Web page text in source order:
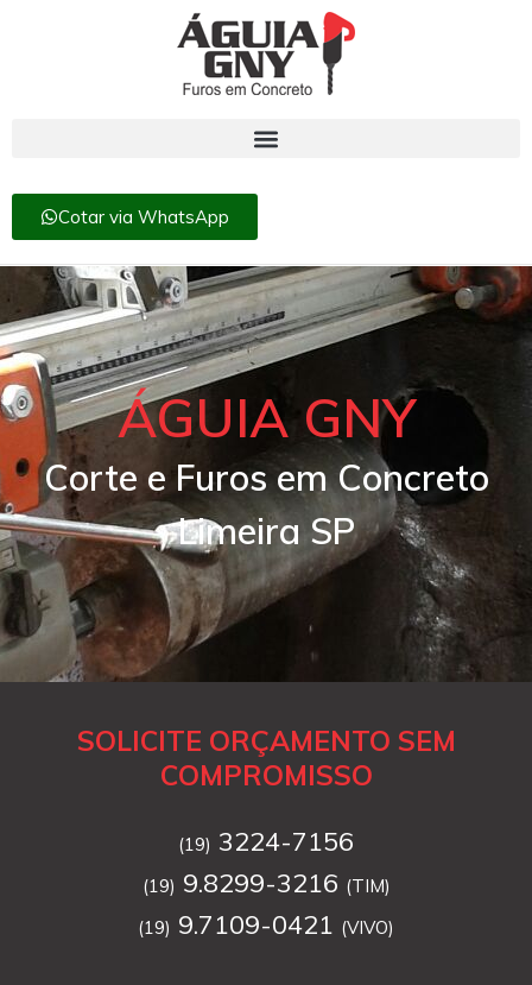
Cotar via WhatsApp
ÁGUIA GNY
Corte e Furos em Concreto
Limeira SP
SOLICITE ORÇAMENTO SEM
COMPROMISSO
(19) 3224-7156
(19) 9.8299-3216 (TIM)
(19) 9.7109-0421 (VIVO)